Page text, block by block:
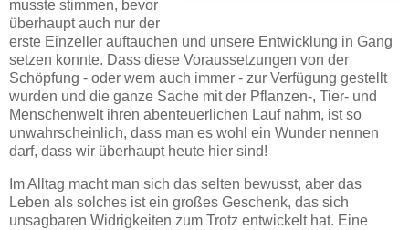
musste stimmen, bevor
überhaupt auch nur der
erste Einzeller auftauchen und unsere Entwicklung in Gang
setzen konnte. Dass diese Voraussetzungen von der
Schöpfung - oder wem auch immer - zur Verfügung gestellt
wurden und die ganze Sache mit der Pflanzen-, Tier- und
Menschenwelt ihren abenteuerlichen Lauf nahm, ist so
unwahrscheinlich, dass man es wohl ein Wunder nennen
darf, dass wir überhaupt heute hier sind!
Im Alltag macht man sich das selten bewusst, aber das
Leben als solches ist ein großes Geschenk, das sich
unsagbaren Widrigkeiten zum Trotz entwickelt hat. Eine